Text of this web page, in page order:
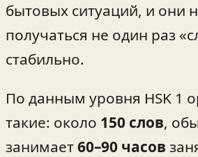
бытовых ситуаций, и они
получаться не один раз
стабильно.
По данным уровня HSK 1
такие: около 150 слов,
занимает60–90 часов